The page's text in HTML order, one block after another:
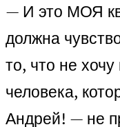
— И это МОЯ
должна
то, что не
человека,
Андрей! — не